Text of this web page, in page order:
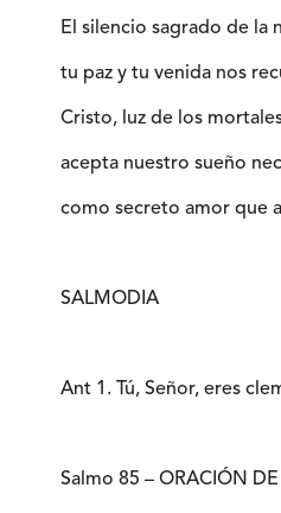
El silencio sagrado de la
tu paz y tu venida nos
Cristo, luz de los
acepta nuestro sueño
como secreto amor que
SALMODIA
Ant 1. Tú, Señor, eres
Salmo 85 – ORACIÓN